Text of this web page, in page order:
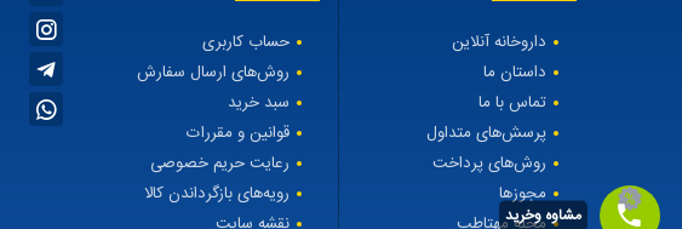
داروخانه آنلاین
داستان ما
تماس با ما
پرسش‌های متداول
روش‌های پرداخت
مجوزها
حساب کاربری
روش‌های ارسال سفارش
سبد خرید
قوانین و مقررات
رعایت حریم خصوصی
رویه‌های بازگرداندن کالا
مشاوه وخرید